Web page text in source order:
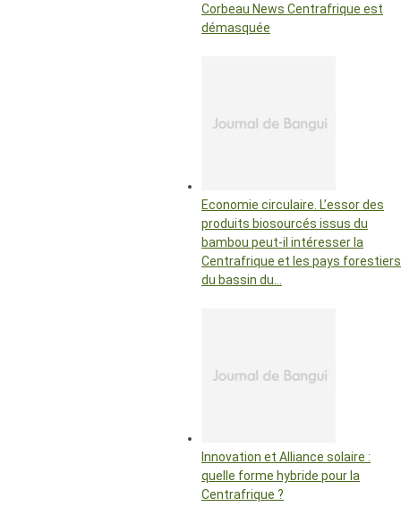
Corbeau News Centrafrique est
démasquée
Economie circulaire. L’essor des
produits biosourcés issus du
bambou peut-il intéresser la
Centrafrique et les pays forestiers
du bassin du…
Innovation et Alliance solaire :
quelle forme hybride pour la
Centrafrique ?